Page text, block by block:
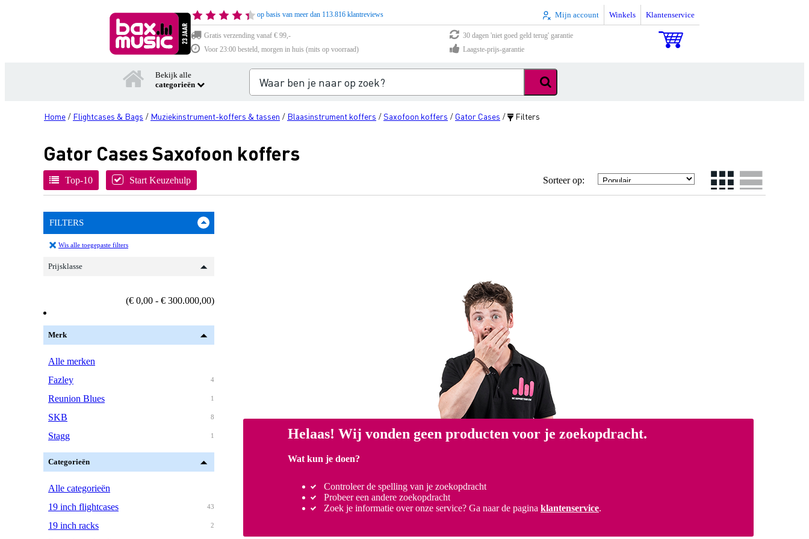
op basis van meer dan 113.816 klantreviews Mijn account Winkels Klantenservice
Gratis verzending vanaf € 99,-
30 dagen 'niet goed geld terug' garantie
Voor 23:00 besteld, morgen in huis (mits op voorraad)
Laagste-prijs-garantie
Bekijk alle
categorieën
Home / Flightcases & Bags / Muziekinstrument-koffers & tassen / Blaasinstrument koffers /Saxofoon koffers / Gator Cases / Filters
Gator Cases Saxofoon koffers
Top-10 Start Keuzehulp Sorteer op:
FILTERS
Wis alle toegepaste filters
Prijsklasse
(€ 0,00 - € 300.000,00)
Merk
Alle merken
4
Fazley
1
Reunion Blues
8
SKB
1
Stagg
Categorieën
Alle categorieën
43
19 inch flightcases
2
19 inch racks
Helaas! Wij vonden geen producten voor je zoekopdracht.
Wat kun je doen?
Controleer de spelling van je zoekopdracht
Probeer een andere zoekopdracht
Zoek je informatie over onze service? Ga naar de pagina klantenservice.